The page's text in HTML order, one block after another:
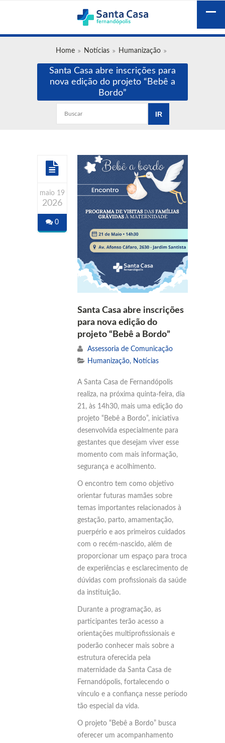
Home Notícias Humanização
Santa Casa abre inscrições para
nova edição do projeto “Bebê a
Bordo”
maio 19
2026
0
Santa Casa abre inscrições
para nova edição do
projeto “Bebê a Bordo”
Assessoria de Comunicação
Humanização, Notícias
A Santa Casa de Fernandópolis
realiza, na próxima quinta-feira, dia
21, às 14h30, mais uma edição do
projeto “Bebê a Bordo”, iniciativa
desenvolvida especialmente para
gestantes que desejam viver esse
momento com mais informação,
segurança e acolhimento.
O encontro tem como objetivo
orientar futuras mamães sobre
temas importantes relacionados à
gestação, parto, amamentação,
puerpério e aos primeiros cuidados
com o recém-nascido, além de
proporcionar um espaço para troca
de experiências e esclarecimento de
dúvidas com profissionais da saúde
da instituição.
Durante a programação, as
participantes terão acesso a
orientações multiprofissionais e
poderão conhecer mais sobre a
estrutura oferecida pela
maternidade da Santa Casa de
Fernandópolis, fortalecendo o
vínculo e a confiança nesse período
tão especial da vida.
O projeto “Bebê a Bordo” busca
oferecer um acompanhamento